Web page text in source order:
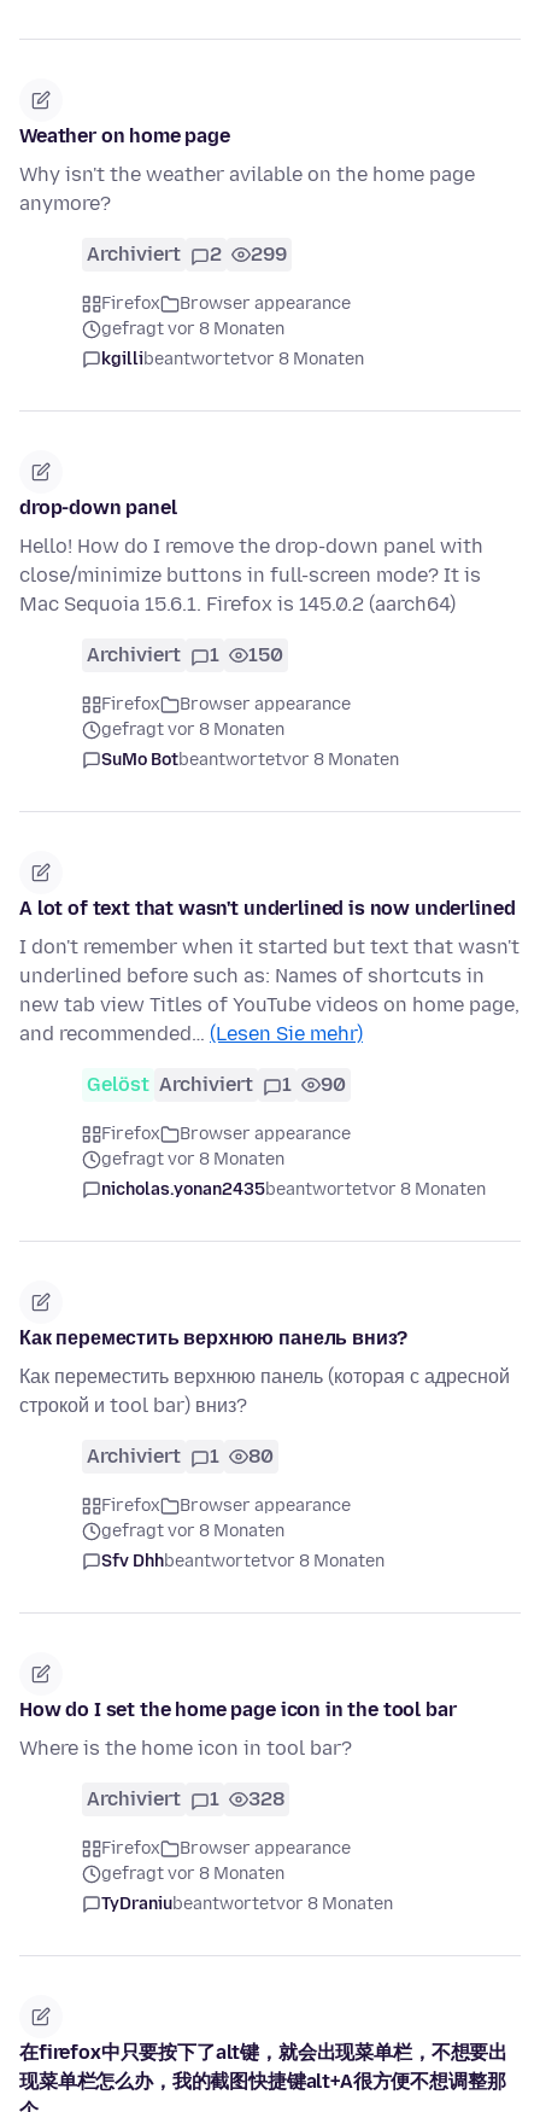
Weather on home page
Why isn't the weather avilable on the home page
anymore?
Archiviert 2 299
Firefox
Browser appearance
gefragt vor 8 Monaten
kgillibeantwortetvor 8 Monaten
drop-down panel
Hello! How do I remove the drop-down panel with
close/minimize buttons in full-screen mode? It is
Mac Sequoia 15.6.1. Firefox is 145.0.2 (aarch64)
Archiviert 1 150
Firefox
Browser appearance
gefragt vor 8 Monaten
SuMo Botbeantwortetvor 8 Monaten
A lot of text that wasn't underlined is now underlined
I don't remember when it started but text that wasn't
underlined before such as: Names of shortcuts in
new tab view Titles of YouTube videos on home page,
and recommended… (Lesen Sie mehr)
Gelöst Archiviert 1 90
Firefox
Browser appearance
gefragt vor 8 Monaten
nicholas.yonan2435beantwortetvor 8 Monaten
Как переместить верхнюю панель вниз?
Как переместить верхнюю панель (которая с адресной
строкой и tool bar) вниз?
Archiviert 1 80
Firefox
Browser appearance
gefragt vor 8 Monaten
Sfv Dhhbeantwortetvor 8 Monaten
How do I set the home page icon in the tool bar
Where is the home icon in tool bar?
Archiviert 1 328
Firefox
Browser appearance
gefragt vor 8 Monaten
TyDraniubeantwortetvor 8 Monaten
在firefox中只要按下了alt键，就会出现菜单栏，不想要出
现菜单栏怎么办，我的截图快捷键alt+A很方便不想调整那